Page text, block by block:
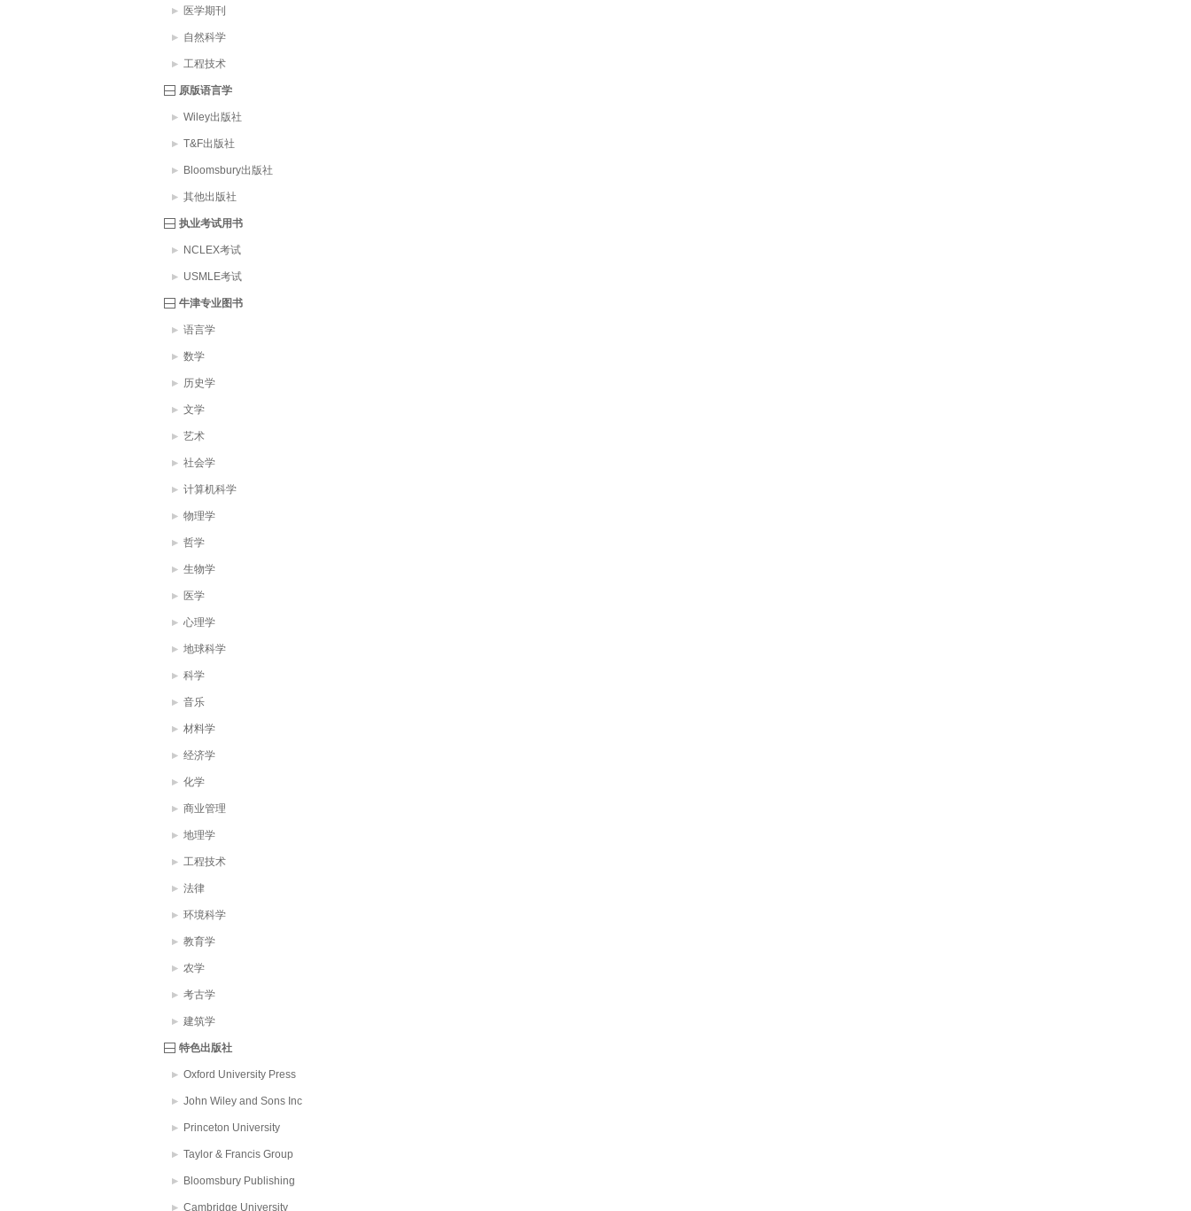
医学期刊
自然科学
工程技术
原版语言学
Wiley出版社
T&F出版社
Bloomsbury出版社
其他出版社
执业考试用书
NCLEX考试
USMLE考试
牛津专业图书
语言学
数学
历史学
文学
艺术
社会学
计算机科学
物理学
哲学
生物学
医学
心理学
地球科学
科学
音乐
材料学
经济学
化学
商业管理
地理学
工程技术
法律
环境科学
教育学
农学
考古学
建筑学
特色出版社
Oxford University Press
John Wiley and Sons Inc
Princeton University
Taylor & Francis Group
Bloomsbury Publishing
PLC
Cambridge University